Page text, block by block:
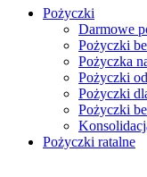
Pożyczki
Darmowe
Pożyczki
Pożyczka
Pożyczki
Pożyczki
Pożyczki
Pożyczki ratalne